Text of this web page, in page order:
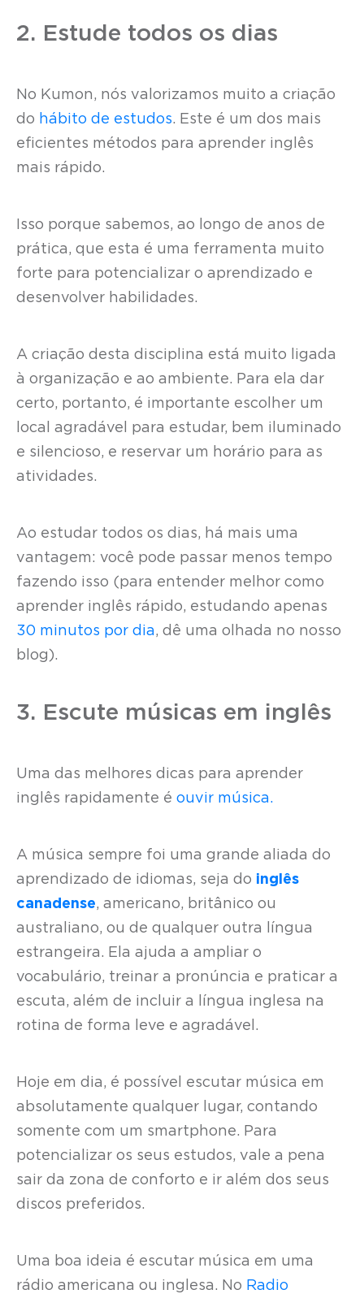
2. Estude todos os dias
No Kumon, nós valorizamos muito a criação
do hábito de estudos. Este é um dos mais
eficientes métodos para aprender inglês
mais rápido.
Isso porque sabemos, ao longo de anos de
prática, que esta é uma ferramenta muito
forte para potencializar o aprendizado e
desenvolver habilidades.
A criação desta disciplina está muito ligada
à organização e ao ambiente. Para ela dar
certo, portanto, é importante escolher um
local agradável para estudar, bem iluminado
e silencioso, e reservar um horário para as
atividades.
Ao estudar todos os dias, há mais uma
vantagem: você pode passar menos tempo
fazendo isso (para entender melhor como
aprender inglês rápido, estudando apenas
30 minutos por dia, dê uma olhada no nosso
blog).
3. Escute músicas em inglês
Uma das melhores dicas para aprender
inglês rapidamente é ouvir música.
A música sempre foi uma grande aliada do
aprendizado de idiomas, seja do inglês
canadense, americano, britânico ou
australiano, ou de qualquer outra língua
estrangeira. Ela ajuda a ampliar o
vocabulário, treinar a pronúncia e praticar a
escuta, além de incluir a língua inglesa na
rotina de forma leve e agradável.
Hoje em dia, é possível escutar música em
absolutamente qualquer lugar, contando
somente com um smartphone. Para
potencializar os seus estudos, vale a pena
sair da zona de conforto e ir além dos seus
discos preferidos.
Uma boa ideia é escutar música em uma
rádio americana ou inglesa. No Radio